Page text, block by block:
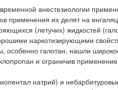
анестезиологии
применения их делят на
(летучих) жидкостей
наркотизирующими
особенно галотан, нашли
и ограничив
натрий) и